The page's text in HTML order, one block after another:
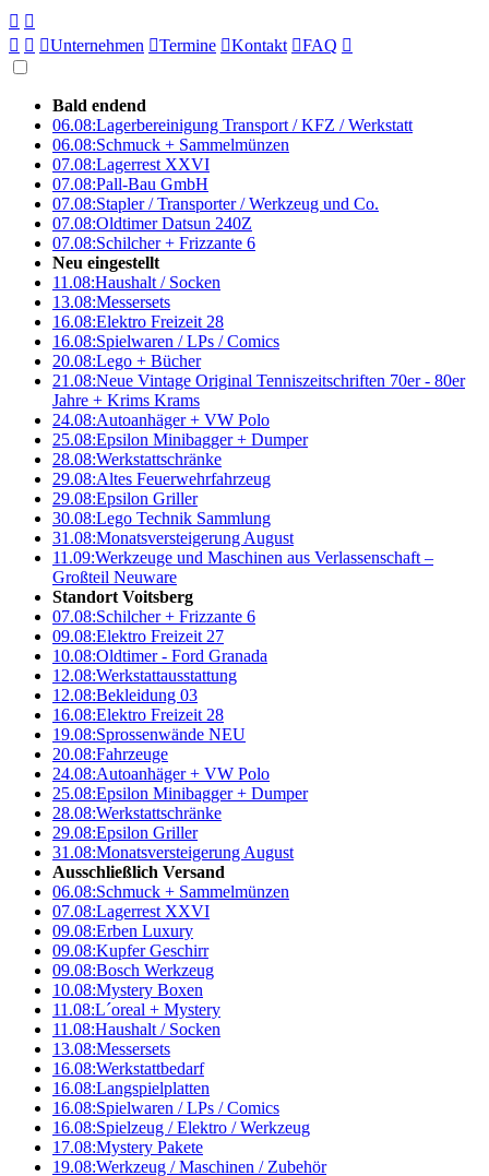
 
  Unternehmen Termine Kontakt FAQ 
Bald endend
06.08:Lagerbereinigung Transport / KFZ / Werkstatt
06.08:Schmuck + Sammelmünzen
07.08:Lagerrest XXVI
07.08:Pall-Bau GmbH
07.08:Stapler / Transporter / Werkzeug und Co.
07.08:Oldtimer Datsun 240Z
07.08:Schilcher + Frizzante 6
Neu eingestellt
11.08:Haushalt / Socken
13.08:Messersets
16.08:Elektro Freizeit 28
16.08:Spielwaren / LPs / Comics
20.08:Lego + Bücher
21.08:Neue Vintage Original Tenniszeitschriften 70er - 80er
Jahre + Krims Krams
24.08:Autoanhäger + VW Polo
25.08:Epsilon Minibagger + Dumper
28.08:Werkstattschränke
29.08:Altes Feuerwehrfahrzeug
29.08:Epsilon Griller
30.08:Lego Technik Sammlung
31.08:Monatsversteigerung August
11.09:Werkzeuge und Maschinen aus Verlassenschaft –
Großteil Neuware
Standort Voitsberg
07.08:Schilcher + Frizzante 6
09.08:Elektro Freizeit 27
10.08:Oldtimer - Ford Granada
12.08:Werkstattausstattung
12.08:Bekleidung 03
16.08:Elektro Freizeit 28
19.08:Sprossenwände NEU
20.08:Fahrzeuge
24.08:Autoanhäger + VW Polo
25.08:Epsilon Minibagger + Dumper
28.08:Werkstattschränke
29.08:Epsilon Griller
31.08:Monatsversteigerung August
Ausschließlich Versand
06.08:Schmuck + Sammelmünzen
07.08:Lagerrest XXVI
09.08:Erben Luxury
09.08:Kupfer Geschirr
09.08:Bosch Werkzeug
10.08:Mystery Boxen
11.08:L´oreal + Mystery
11.08:Haushalt / Socken
13.08:Messersets
16.08:Werkstattbedarf
16.08:Langspielplatten
16.08:Spielwaren / LPs / Comics
16.08:Spielzeug / Elektro / Werkzeug
17.08:Mystery Pakete
19.08:Werkzeug / Maschinen / Zubehör